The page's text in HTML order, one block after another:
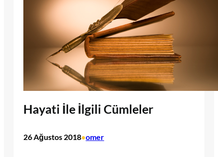
Hayati İle İlgili Cümleler
26 Ağustos 2018•omer